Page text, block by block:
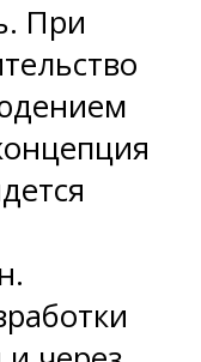
При